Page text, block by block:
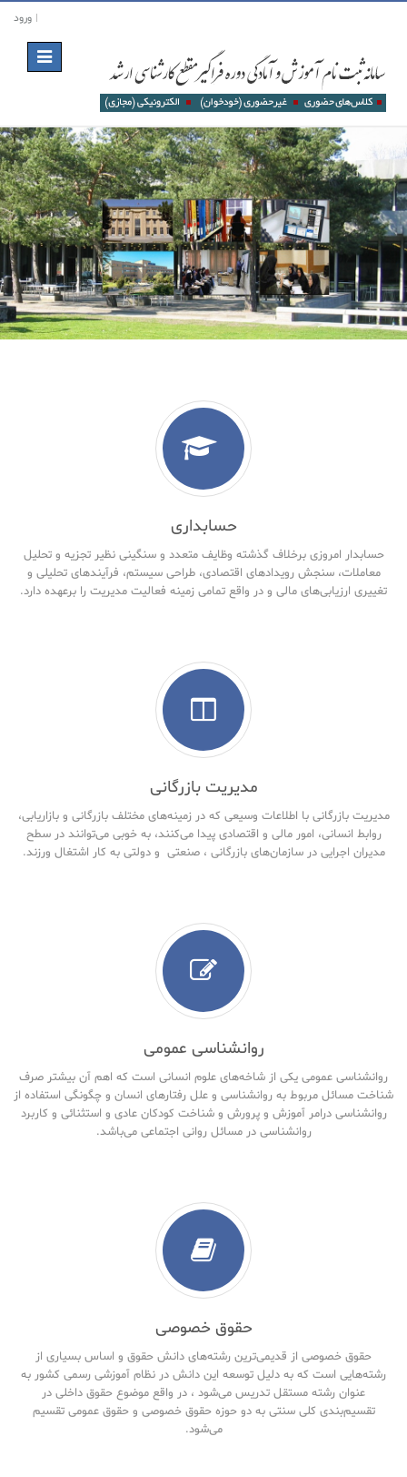
ورود
Toggle
navigation
حسابداری
حسابدار امروزی برخلاف گذشته وظایف متعدد و سنگینی نظیر تجزیه و تحلیل
معاملات، سنجش رویدادهای اقتصادی، طراحی سیستم، فرآیندهای تحلیلی و
تغییری ارزیابی‌های مالی و در واقع تمامی زمینه فعالیت مدیریت را برعهده دارد.
مدیریت بازرگانی
مدیریت بازرگانی با اطلاعات وسیعی که در زمینه‌های مختلف بازرگانی و بازاریابی،
روابط انسانی، امور مالی و اقتصادی پیدا می‌کنند، به خوبی می‌توانند در سطح
مدیران اجرایی در سازمان‌های بازرگانی ، صنعتی و دولتی به کار اشتغال ورزند.
روانشناسی عمومی
روانشناسی عمومی یکی از شاخه‌های علوم انسانی است که اهم آن بیشتر صرف
شناخت مسائل مربوط به روانشناسی و علل رفتارهای انسان و چگونگی استفاده از
روانشناسی درامر آموزش و پرورش و شناخت کودکان عادی و استثنائی و کاربرد
روانشناسی در مسائل روانی اجتماعی می‌باشد.
حقوق خصوصی
حقوق خصوصی از قدیمی‌ترین رشته‌های دانش حقوق و اساس بسیاری از
رشته‌هایی است که به دلیل توسعه این دانش در نظام آموزشی رسمی کشور به
عنوان رشته مستقل تدریس می‌شود ، در واقع موضوع حقوق داخلی در
تقسیم‌بندی کلی سنتی به دو حوزه حقوق خصوصی و حقوق‌ عمومی تقسیم
می‌شود.